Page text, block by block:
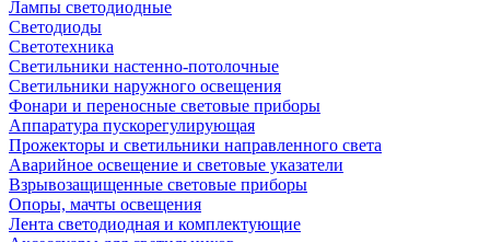
Лампы светодиодные
Светодиоды
Светотехника
Светильники настенно-потолочные
Светильники наружного освещения
Фонари и переносные световые приборы
Аппаратура пускорегулирующая
Прожекторы и светильники направленного света
Аварийное освещение и световые указатели
Взрывозащищенные световые приборы
Опоры, мачты освещения
Лента светодиодная и комплектующие